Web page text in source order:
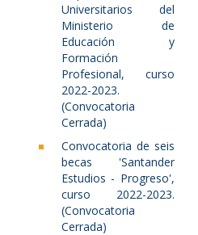
Universitarios del
Ministerio de
Educación y
Formación
Profesional, curso
2022-2023.
(Convocatoria
Cerrada)
Convocatoria de seis
becas 'Santander
Estudios - Progreso',
curso 2022-2023.
(Convocatoria
Cerrada)